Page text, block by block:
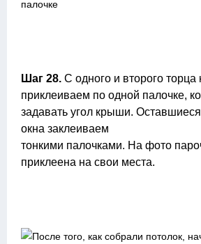
Шаг 28. С одного и второго
приклеиваем по одной палочке,
задавать угол крыши.
окна заклеиваем
тонкими палочками. На фото
приклеена на свои места.